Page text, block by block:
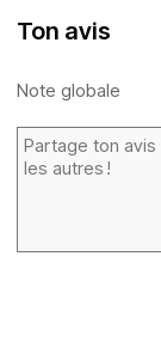
Ton avis
Note globale